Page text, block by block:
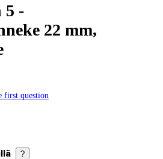
5 -
22 mm,
first question
?